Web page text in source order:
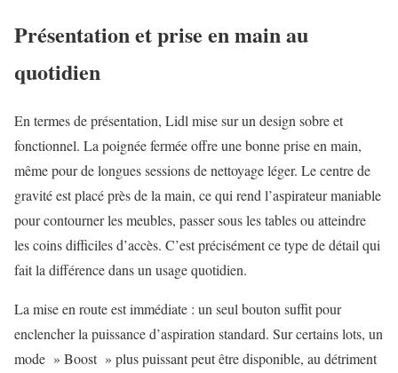
Présentation et prise en main au
quotidien
En termes de présentation, Lidl mise sur un design sobre et
fonctionnel. La poignée fermée offre une bonne prise en main,
même pour de longues sessions de nettoyage léger. Le centre de
gravité est placé près de la main, ce qui rend l’aspirateur maniable
pour contourner les meubles, passer sous les tables ou atteindre
les coins difficiles d’accès. C’est précisément ce type de détail qui
fait la différence dans un usage quotidien.
La mise en route est immédiate : un seul bouton suffit pour
enclencher la puissance d’aspiration standard. Sur certains lots, un
mode » Boost » plus puissant peut être disponible, au détriment